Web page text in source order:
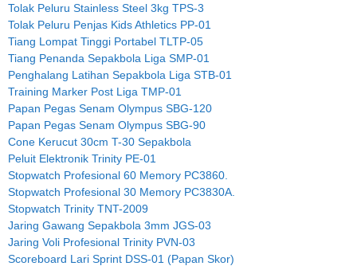
Tolak Peluru Stainless Steel 3kg TPS-3
Tolak Peluru Penjas Kids Athletics PP-01
Tiang Lompat Tinggi Portabel TLTP-05
Tiang Penanda Sepakbola Liga SMP-01
Penghalang Latihan Sepakbola Liga STB-01
Training Marker Post Liga TMP-01
Papan Pegas Senam Olympus SBG-120
Papan Pegas Senam Olympus SBG-90
Cone Kerucut 30cm T-30 Sepakbola
Peluit Elektronik Trinity PE-01
Stopwatch Profesional 60 Memory PC3860.
Stopwatch Profesional 30 Memory PC3830A.
Stopwatch Trinity TNT-2009
Jaring Gawang Sepakbola 3mm JGS-03
Jaring Voli Profesional Trinity PVN-03
Scoreboard Lari Sprint DSS-01 (Papan Skor)